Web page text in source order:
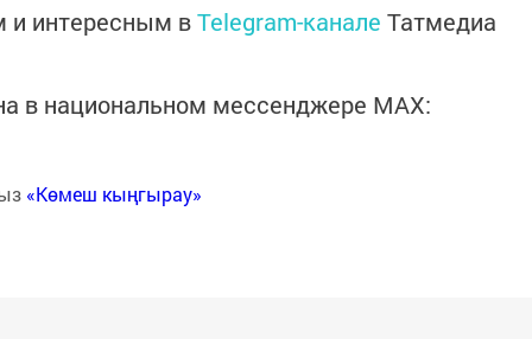
интересным вTelegram-канале Татмедиа
в национальном мессенджере MАХ:
«Көмеш кыңгырау»